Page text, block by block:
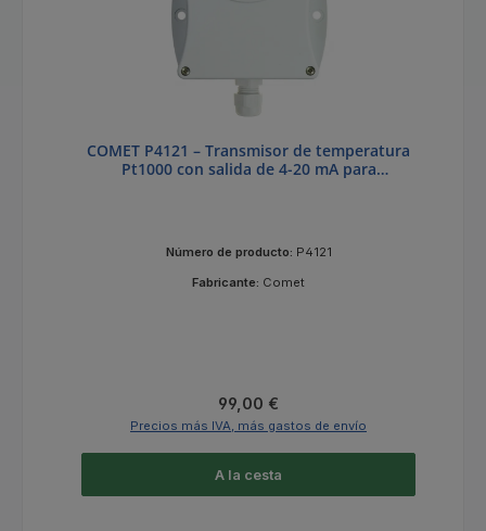
COMET P4121 – Transmisor de temperatura
Pt1000 con salida de 4-20 mA para
Número de producto: P4121
Fabricante: Comet
Precio normal:
99,00 €
Precios más IVA, más gastos de envío
A la cesta